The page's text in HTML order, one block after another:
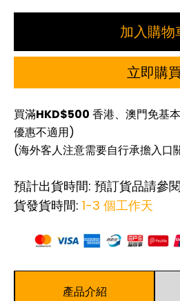
加入購物
立即購
買滿HKD$500 香港、澳門免基
優惠不適用)
(海外客人注意需要自行承擔入口
預計出貨時間: 預訂貨品請參
貨發貨時間: 1-3 個工作天
產品介紹